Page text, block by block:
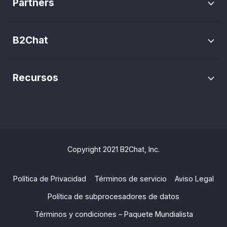
Analítica e informes
App Móvil
Ecommerce
Automatizaciones
Cómo se cobra
B2Chat
Trabaja con nosotros
Recursos
Crear Links de WhatsApp
Copyright 2021 B2Chat, Inc.
Política de Privacidad Términos de servicio Aviso Legal
Política de subprocesadores de datos
Términos y condiciones – Paquete Mundialista